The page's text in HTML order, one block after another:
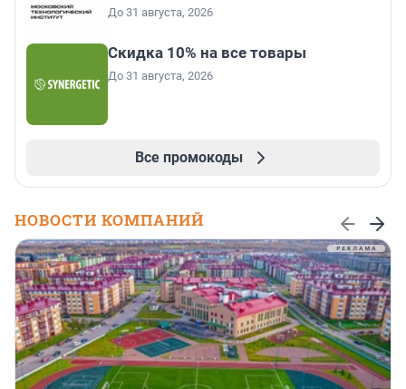
До 31 августа, 2026
Скидка 10% на все товары
До 31 августа, 2026
Все промокоды
НОВОСТИ КОМПАНИЙ